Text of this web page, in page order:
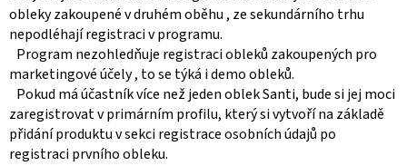
obleky zakoupené v druhém oběhu , ze sekundárního trhu
nepodléhají registraci v programu.
Program nezohledňuje registraci obleků zakoupených pro
marketingové účely , to se týká i demo obleků.
Pokud má účastník více než jeden oblek Santi, bude si jej moci
zaregistrovat v primárním profilu, který si vytvoří na základě
přidání produktu v sekci registrace osobních údajů po
registraci prvního obleku.